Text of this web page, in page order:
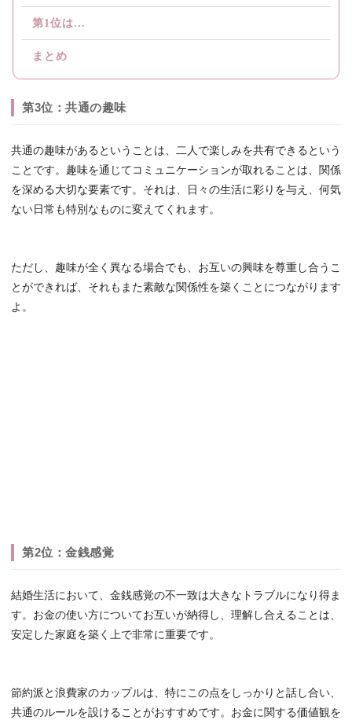
第1位は...
まとめ
第3位：共通の趣味
共通の趣味があるということは、二人で楽しみを共有できるという
ことです。趣味を通じてコミュニケーションが取れることは、関係
を深める大切な要素です。それは、日々の生活に彩りを与え、何気
ない日常も特別なものに変えてくれます。
ただし、趣味が全く異なる場合でも、お互いの興味を尊重し合うこ
とができれば、それもまた素敵な関係性を築くことにつながります
よ。
第2位：金銭感覚
結婚生活において、金銭感覚の不一致は大きなトラブルになり得ま
す。お金の使い方についてお互いが納得し、理解し合えることは、
安定した家庭を築く上で非常に重要です。
節約派と浪費家のカップルは、特にこの点をしっかりと話し合い、
共通のルールを設けることがおすすめです。お金に関する価値観を